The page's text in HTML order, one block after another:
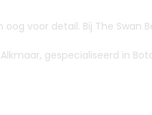
voor detail. Bij The
gespecialiseerd in